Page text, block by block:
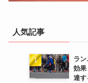
人気記事
ラ
効果
達す